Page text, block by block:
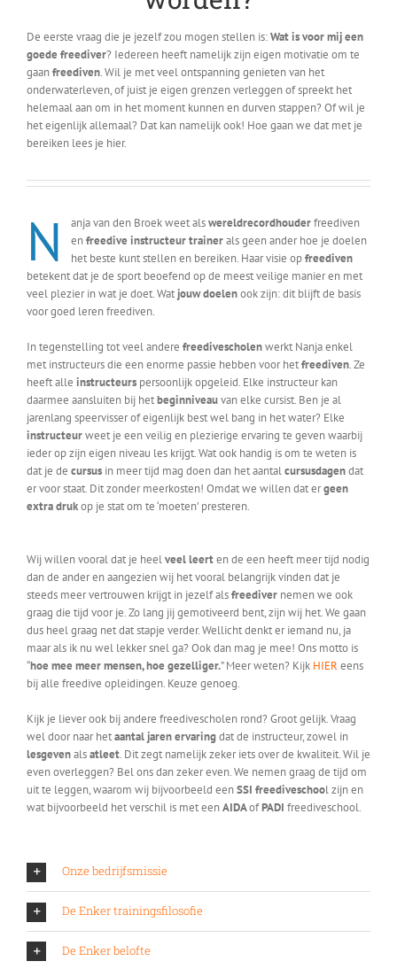
De eerste vraag die je jezelf zou mogen stellen is:Wat is voor mij een
goede freediver? Iedereen heeft namelijk zijn eigen motivatie om te
gaanfreediven. Wil je met veel ontspanning genieten van het
onderwaterleven, of juist je eigen grenzen verleggen of spreekt het
helemaal aan om in het moment kunnen en durven stappen? Of wil je
het eigenlijk allemaal? Dat kan namelijk ook! Hoe gaan we dat met je
bereiken lees je hier.
N anja van den Broek weet alswereldrecordhouderfreediven
enfreedive instructeur trainerals geen ander hoe je doelen
het beste kunt stellen en bereiken. Haar visie opfreediven
betekent dat je de sport beoefend op de meest veilige manier en met
veel plezier in wat je doet. Watjouw doelenook zijn: dit blijft de basis
voor goed leren freediven.
In tegenstelling tot veel andere freedivescholenwerkt Nanja enkel
met instructeurs die een enorme passie hebben voor hetfreediven. Ze
heeft alle instructeurs persoonlijk opgeleid. Elke instructeur kan
daarmee aansluiten bij hetbeginniveauvan elke cursist. Ben je al
jarenlang speervisser of eigenlijk best wel bang in het water? Elke
instructeurweet je een veilig en plezierige ervaring te geven waarbij
ieder op zijn eigen niveau les krijgt. Wat ook handig is om te weten is
dat je de cursus in meer tijd mag doen dan het aantalcursusdagendat
er voor staat. Dit zonder meerkosten! Omdat we willen dat ergeen
extra drukop je stat om te ‘moeten’ presteren.
Wij willen vooral dat je heelveel leerten de een heeft meer tijd nodig
dan de ander en aangezien wij het vooral belangrijk vinden dat je
steeds meer vertrouwen krijgt in jezelf alsfreediver nemen we ook
graag die tijd voor je. Zo lang jij gemotiveerd bent, zijn wij het. We gaan
dus heel graag net dat stapje verder. Wellicht denkt er iemand nu, ja
maar als ik nu wel lekker snel ga? Ook dan mag je mee! Ons motto is
“hoe mee meer mensen, hoe gezelliger.” Meer weten? Kijk HIER eens
bij alle freedive opleidingen. Keuze genoeg.
Kijk je liever ook bij andere freedivescholen rond? Groot gelijk. Vraag
wel door naar hetaantal jaren ervaringdat de instructeur, zowel in
lesgevenalsatleet. Dit zegt namelijk zeker iets over de kwaliteit. Wil je
even overleggen? Bel ons dan zeker even. We nemen graag de tijd om
uit te leggen, waarom wij bijvoorbeeld eenSSI freediveschool zijn en
wat bijvoorbeeld het verschil is met eenAIDAofPADI freediveschool.
Onze bedrijfsmissie
De Enker trainingsfilosofie
De Enker belofte